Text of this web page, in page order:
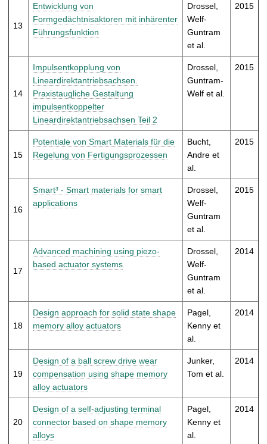
13
Entwicklung von
Formgedächtnisaktoren mit inhärenter
Führungsfunktion
Drossel,
Welf-
Guntram
et al.
2015
14
Impulsentkopplung von
Lineardirektantriebsachsen.
Praxistaugliche Gestaltung
impulsentkoppelter
Lineardirektantriebsachsen Teil 2
Drossel,
Guntram-
Welf et al.
2015
15
Potentiale von Smart Materials für die
Regelung von Fertigungsprozessen
Bucht,
Andre et
al.
2015
16
Smart³ - Smart materials for smart
applications
Drossel,
Welf-
Guntram
et al.
2015
17
Advanced machining using piezo-
based actuator systems
Drossel,
Welf-
Guntram
et al.
2014
18
Design approach for solid state shape
memory alloy actuators
Pagel,
Kenny et
al.
2014
19
Design of a ball screw drive wear
compensation using shape memory
alloy actuators
Junker,
Tom et al.
2014
20
Design of a self-adjusting terminal
connector based on shape memory
alloys
Pagel,
Kenny et
al.
2014